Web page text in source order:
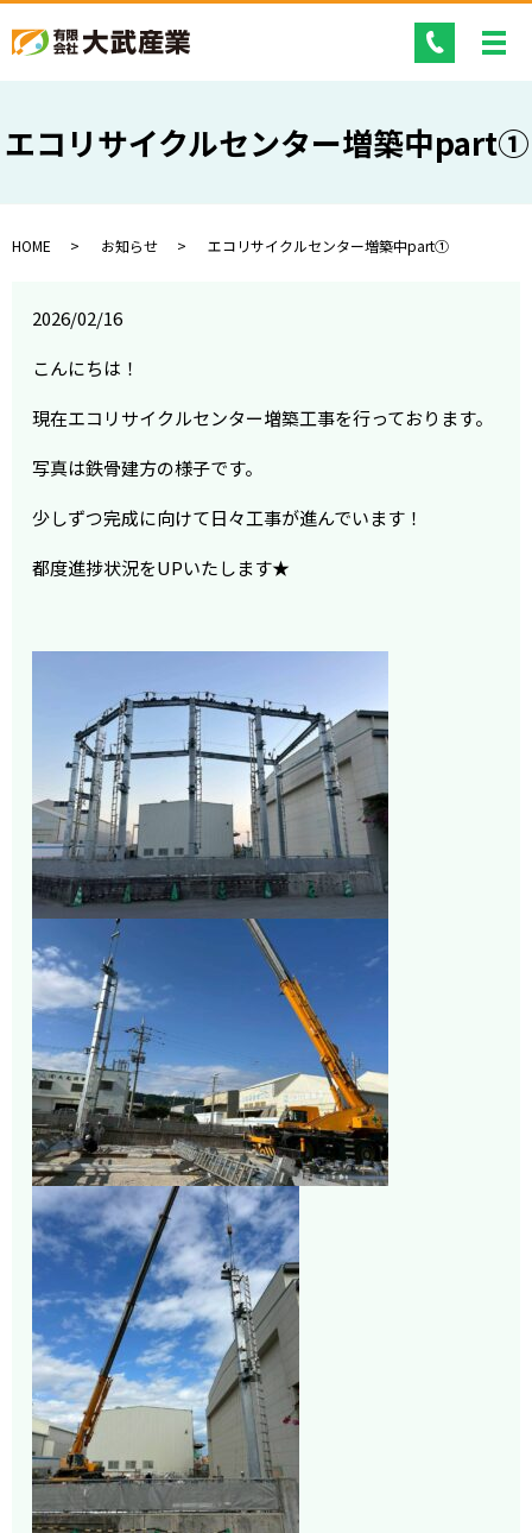
エコリサイクルセンター増築中part①
HOME お知らせ エコリサイクルセンター増築中part①
2026/02/16
こんにちは！
現在エコリサイクルセンター増築工事を行っております。
写真は鉄骨建方の様子です。
少しずつ完成に向けて日々工事が進んでいます！
都度進捗状況をUPいたします★